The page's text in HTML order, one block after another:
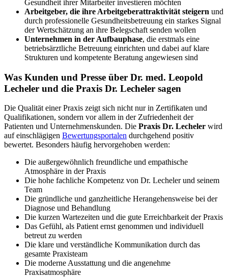
Gesundheit ihrer Mitarbeiter investieren möchten
Arbeitgeber, die ihre Arbeitgeberattraktivität steigern und
durch professionelle Gesundheitsbetreuung ein starkes Signal
der Wertschätzung an ihre Belegschaft senden wollen
Unternehmen in der Aufbauphase, die erstmals eine
betriebsärztliche Betreuung einrichten und dabei auf klare
Strukturen und kompetente Beratung angewiesen sind
Was Kunden und Presse über Dr. med. Leopold
Lecheler und die Praxis Dr. Lecheler sagen
Die Qualität einer Praxis zeigt sich nicht nur in Zertifikaten und
Qualifikationen, sondern vor allem in der Zufriedenheit der
Patienten und Unternehmenskunden. Die Praxis Dr. Lecheler wird
auf einschlägigen Bewertungsportalen durchgehend positiv
bewertet. Besonders häufig hervorgehoben werden:
Die außergewöhnlich freundliche und empathische
Atmosphäre in der Praxis
Die hohe fachliche Kompetenz von Dr. Lecheler und seinem
Team
Die gründliche und ganzheitliche Herangehensweise bei der
Diagnose und Behandlung
Die kurzen Wartezeiten und die gute Erreichbarkeit der Praxis
Das Gefühl, als Patient ernst genommen und individuell
betreut zu werden
Die klare und verständliche Kommunikation durch das
gesamte Praxisteam
Die moderne Ausstattung und die angenehme
Praxisatmosphäre